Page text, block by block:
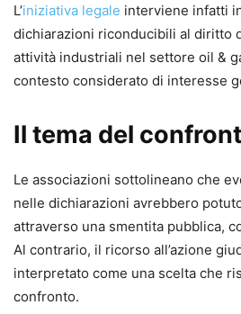
L’iniziativa legale interviene infatti
dichiarazioni riconducibili al diritto
attività industriali nel settore oil &
contesto considerato di interesse
Il tema del
Le associazioni sottolineano che
nelle dichiarazioni avrebbero
attraverso una smentita pubblica,
Al contrario, il ricorso all’azione
interpretato come una scelta che
confronto.